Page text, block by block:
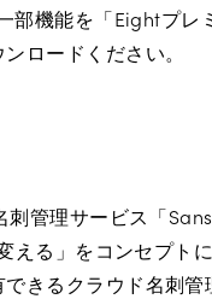
機能を「Eightプレ
ロードください。
管理サービス「
える」をコンセプト
きるクラウド名刺